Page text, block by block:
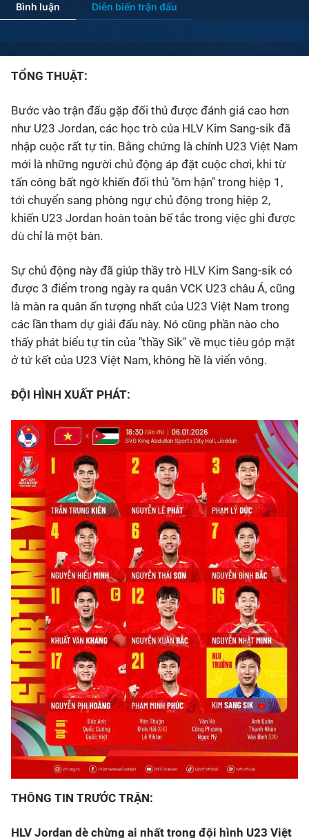
Các môn khác
Bình luận Diễn biến trận đấu
TỔNG THUẬT:
Bước vào trận đấu gặp đối thủ được đánh giá cao hơn
như U23 Jordan, các học trò của HLV Kim Sang-sik đã
nhập cuộc rất tự tin. Bằng chứng là chính U23 Việt Nam
mới là những người chủ động áp đặt cuộc chơi, khi từ
tấn công bất ngờ khiến đối thủ "ôm hận" trong hiệp 1,
tới chuyển sang phòng ngự chủ động trong hiệp 2,
khiến U23 Jordan hoàn toàn bế tắc trong việc ghi được
dù chỉ là một bàn.
Sự chủ động này đã giúp thầy trò HLV Kim Sang-sik có
được 3 điểm trong ngày ra quân VCK U23 châu Á, cũng
là màn ra quân ấn tượng nhất của U23 Việt Nam trong
các lần tham dự giải đấu này. Nó cũng phần nào cho
thấy phát biểu tự tin của "thầy Sik" về mục tiêu góp mặt
ở tứ kết của U23 Việt Nam, không hề là viển vông.
ĐỘI HÌNH XUẤT PHÁT:
THÔNG TIN TRƯỚC TRẬN:
HLV Jordan dè chừng ai nhất trong đội hình U23 Việt